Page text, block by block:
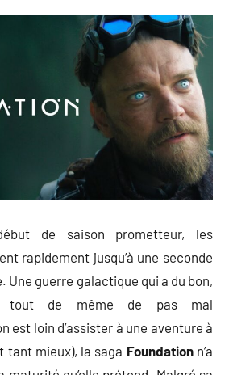
de saison prometteur, les
rapidement jusqu’à une seconde
Une guerre galactique qui a du bon,
tout de même de pas mal
est loin d’assister à une aventure à
tant mieux), la saga Foundation n’a